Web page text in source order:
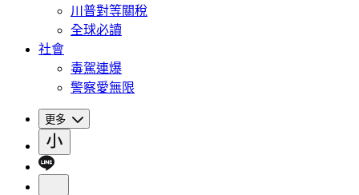
川普對等關稅
全球必讀
社會
毒駕連爆
警察愛無限
更多